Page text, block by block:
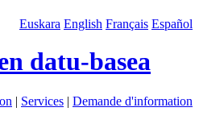
Euskara English Français Español
datu-basea
| Services | Demande d'information